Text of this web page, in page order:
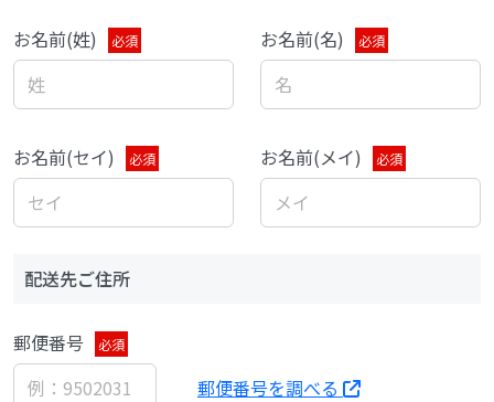
お名前(姓) 必須 お名前(名) 必須
お名前(セイ) 必須 お名前(メイ) 必須
配送先ご住所
郵便番号 必須
郵便番号を調べる